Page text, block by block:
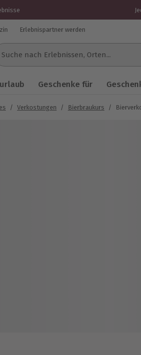
Erlebnispartner werden
nach Erlebnissen...
Geschenke für
/ Verkostungen / Bierbraukurs /